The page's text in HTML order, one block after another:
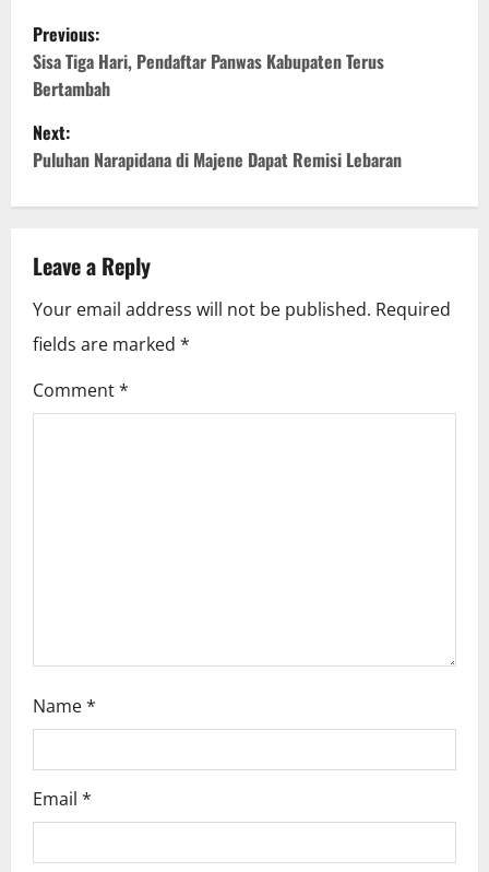
P
o
s
t
n
a
v
i
g
Previous:
Sisa Tiga Hari, Pendaftar Panwas Kabupaten Terus
Bertambah
Next:
Puluhan Narapidana di Majene Dapat Remisi Lebaran
Leave a Reply
Your email address will not be published. Required
fields are marked *
Comment*
Name*
Email *